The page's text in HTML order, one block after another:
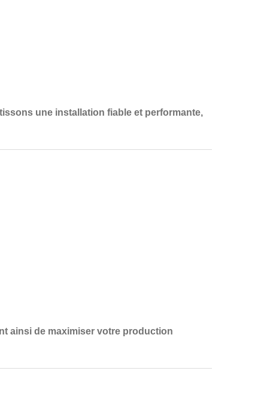
une installation fiable et performante,
ainsi de maximiser votre production